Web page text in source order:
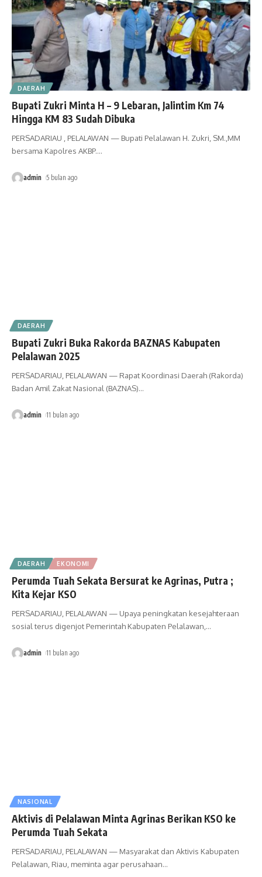
DAERAH
Bupati Zukri Minta H – 9 Lebaran, Jalintim Km 74
Hingga KM 83 Sudah Dibuka
PERSADARIAU , PELALAWAN — Bupati Pelalawan H. Zukri, SM.,MM
bersama Kapolres AKBP.…
admin 5 bulan ago
DAERAH
Bupati Zukri Buka Rakorda BAZNAS Kabupaten
Pelalawan 2025
PERSADARIAU, PELALAWAN — Rapat Koordinasi Daerah (Rakorda)
Badan Amil Zakat Nasional (BAZNAS)…
admin 11 bulan ago
DAERAH EKONOMI
Perumda Tuah Sekata Bersurat ke Agrinas, Putra ;
Kita Kejar KSO
PERSADARIAU, PELALAWAN — Upaya peningkatan kesejahteraan
sosial terus digenjot Pemerintah Kabupaten Pelalawan, …
admin 11 bulan ago
NASIONAL
Aktivis di Pelalawan Minta Agrinas Berikan KSO ke
Perumda Tuah Sekata
PERSADARIAU, PELALAWAN — Masyarakat dan Aktivis Kabupaten
Pelalawan, Riau, meminta agar perusahaan…